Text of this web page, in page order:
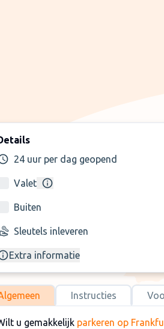
24 uur per dag geopend
Valet
Buiten
Sleutels inleveren
Extra informatie
Instructies
u gemakkelijk parkeren op